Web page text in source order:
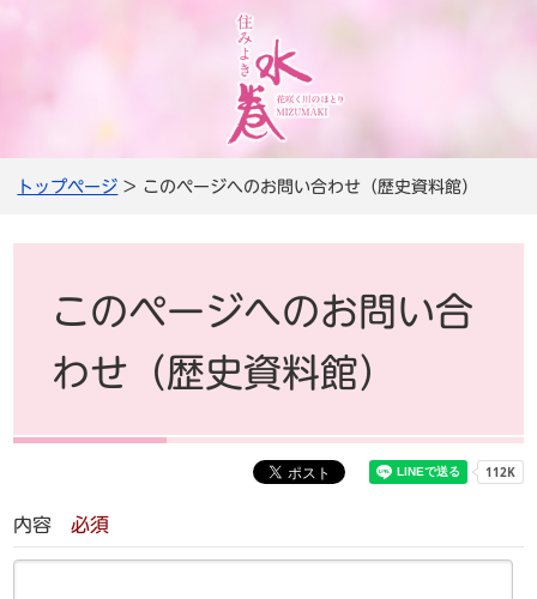
トップページ > このページへのお問い合わせ（歴史資料館）
このページへのお問い合
わせ（歴史資料館）
内容 必須